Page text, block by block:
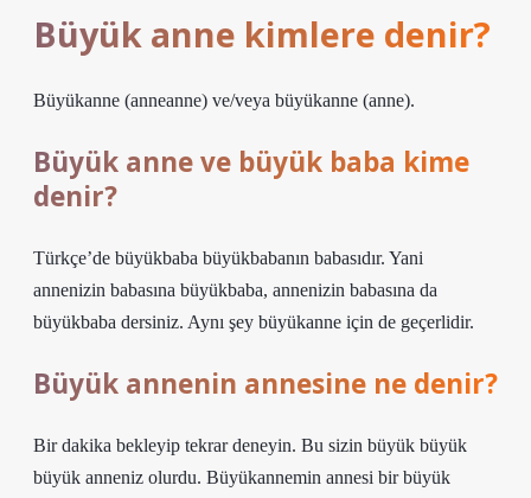
Büyük anne kimlere denir?
Büyükanne (anneanne) ve/veya büyükanne (anne).
Büyük anne ve büyük baba kime
denir?
Türkçe’de büyükbaba büyükbabanın babasıdır. Yani
annenizin babasına büyükbaba, annenizin babasına da
büyükbaba dersiniz. Aynı şey büyükanne için de geçerlidir.
Büyük annenin annesine ne denir?
Bir dakika bekleyip tekrar deneyin. Bu sizin büyük büyük
büyük anneniz olurdu. Büyükannemin annesi bir büyük